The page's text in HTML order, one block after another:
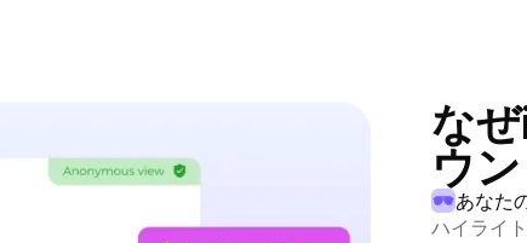
な
ウ
あなた
ハイライ